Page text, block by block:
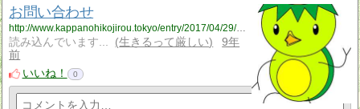
お問い合わせ
http://www.kappanohikojirou.tokyo/entry/2017/04/29/192047
読み込んでいます... 生きるって厳しい
9年
前
いいね！
0